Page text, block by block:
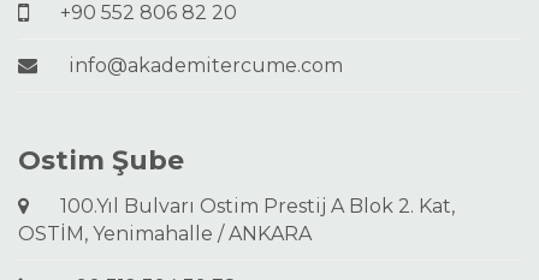
+90 552 806 82 20
info@akademitercume.com
Ostim Şube
100.Yıl Bulvarı Ostim Prestij A Blok 2. Kat,
OSTİM, Yenimahalle / ANKARA